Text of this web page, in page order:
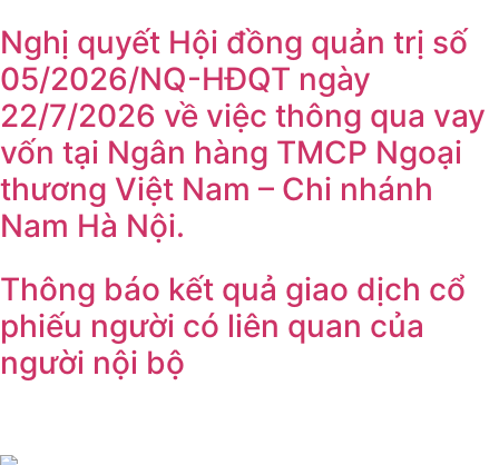
Nghị quyết Hội đồng quản trị số
05/2026/NQ-HĐQT ngày
22/7/2026 về việc thông qua vay
vốn tại Ngân hàng TMCP Ngoại
thương Việt Nam – Chi nhánh
Nam Hà Nội.
Thông báo kết quả giao dịch cổ
phiếu người có liên quan của
người nội bộ